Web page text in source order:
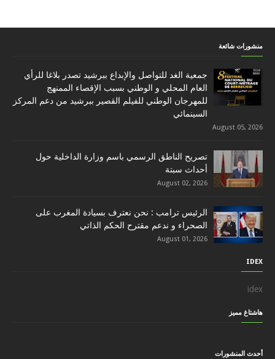
منشورات شائعة
جمعية الغد للتواصل والإبداع ببرشيد تصدر بلاغا للرأي
العام المحلي و الوطني بسبب الإقصاء الممنهج
للمهرجان الوطني للفيلم القصير ببرشيد من دعم المركز
السينمائي
August 05, 2026
تصريح الناطق الرسمي باسم وزارة الداخلية حول
أحداث سبتة
August 02, 2026
الرئيس ترامب : نحن نعترف بسيادة المغرب على
الصحراء و ندعم مقترح الحكم الذاتي
August 01, 2026
IDEX
idex
هاشتاغ مميز
أحدث المنشورات